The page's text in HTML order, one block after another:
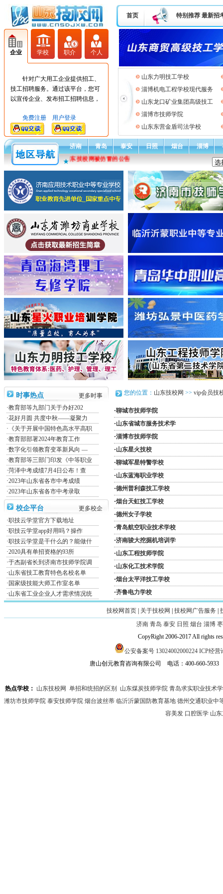
首页 特别推荐 最新招
企业 学校 职介 个人
针对广大用工企业提供招工、
技工招聘服务。通过该平台，您可
以宣传企业、发布招工招聘信息，
免费注册
用户登录
山东力明技工学校
淄博机电工程学校现代服务
山东龙口矿业集团高级技工
淄博市技师学院
山东东营金盾司法学校
济南 青岛 泰安 日照 烟台 淄博
★
通告：关于山东技校网被仿冒的公告
时事热点
更多时事
·教育部等九部门关于办好202
·花好月圆 共度中秋——凝聚力
· 《关于开展中国特色高水平高职
·教育部部署2024年教育工作
·数字化引领教育变革新风向 —
·教育部等三部门印发《中等职业
·菏泽中考成绩7月4日公布！查
·2023年山东省各市中考成绩
·2023年山东省各市中考录取
校企平台
更多校企
·职技云学堂官方下载地址
·职技云学堂app好用吗？操作
·职技云学堂是干什么的？能做什
·2020具有单招资格的93所
·于杰副省长到济南市技师学院调
·山东省技工教育特色名校名单
· 国家级技能大师工作室名单
·山东省工业企业人才需求情况统
·副省长于杰到德州德州技师学院
您的位置： 山东技校网 >> vip会员技
·聊城市技师学院
·山东省城市服务技术学
·淄博市技师学院
·山东星火技校
·聊城军星特警学校
·山东蓝海职业学校
·德州普利森技工学校
·烟台天虹技工学校
·德州女子学校
·青岛航空职业技术学校
·济南骏大挖掘机培训学
·山东工程技师学院
·山东化工技术学院
·烟台太平洋技工学校
·齐鲁电力学校
共有50条 15条/页 总:4页 当前第
技校网首页 | 关于技校网 |技校网广告服务 |
济南 青岛 泰安 日照 烟台 淄博
CopyRight 2006-2017 All rights
公安备案号 13024002000224 ICP经营
唐山创元教育咨询有限公司 电话：400-660-
热点学校： 山东技校网 单招和统招的区别 山东煤炭技师学院 青岛求实职业技术
潍坊市技师学院 泰安技师学院 烟台波丝蒂 临沂沂蒙国防教育基地 德州交通职业中
容美发 口腔医学 山